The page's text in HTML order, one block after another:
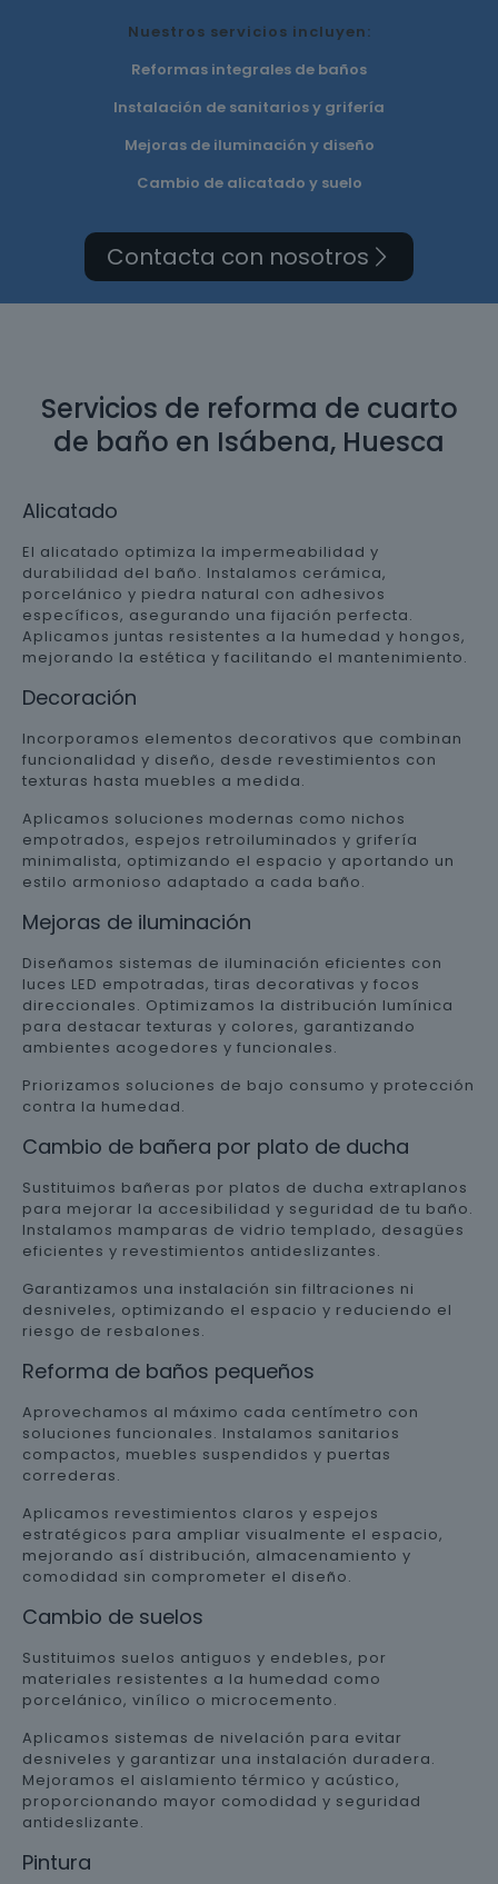
Nuestros servicios incluyen:
Reformas integrales de baños
Instalación de sanitarios y grifería
Mejoras de iluminación y diseño
Cambio de alicatado y suelo
Contacta con nosotros
Servicios de reforma de cuarto
de baño en Isábena, Huesca
Alicatado
El alicatado optimiza la impermeabilidad y
durabilidad del baño. Instalamos cerámica,
porcelánico y piedra natural con adhesivos
específicos, asegurando una fijación perfecta.
Aplicamos juntas resistentes a la humedad y hongos,
mejorando la estética y facilitando el mantenimiento.
Decoración
Incorporamos elementos decorativos que combinan
funcionalidad y diseño, desde revestimientos con
texturas hasta muebles a medida.
Aplicamos soluciones modernas como nichos
empotrados, espejos retroiluminados y grifería
minimalista, optimizando el espacio y aportando un
estilo armonioso adaptado a cada baño.
Mejoras de iluminación
Diseñamos sistemas de iluminación eficientes con
luces LED empotradas, tiras decorativas y focos
direccionales. Optimizamos la distribución lumínica
para destacar texturas y colores, garantizando
ambientes acogedores y funcionales.
Priorizamos soluciones de bajo consumo y protección
contra la humedad.
Cambio de bañera por plato de ducha
Sustituimos bañeras por platos de ducha extraplanos
para mejorar la accesibilidad y seguridad de tu baño.
Instalamos mamparas de vidrio templado, desagües
eficientes y revestimientos antideslizantes.
Garantizamos una instalación sin filtraciones ni
desniveles, optimizando el espacio y reduciendo el
riesgo de resbalones.
Reforma de baños pequeños
Aprovechamos al máximo cada centímetro con
soluciones funcionales. Instalamos sanitarios
compactos, muebles suspendidos y puertas
correderas.
Aplicamos revestimientos claros y espejos
estratégicos para ampliar visualmente el espacio,
mejorando así distribución, almacenamiento y
comodidad sin comprometer el diseño.
Cambio de suelos
Sustituimos suelos antiguos y endebles, por
materiales resistentes a la humedad como
porcelánico, vinílico o microcemento.
Aplicamos sistemas de nivelación para evitar
desniveles y garantizar una instalación duradera.
Mejoramos el aislamiento térmico y acústico,
proporcionando mayor comodidad y seguridad
antideslizante.
Pintura